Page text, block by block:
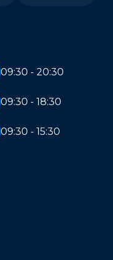
09:30 - 20:30
09:30 - 18:30
09:30 - 15:30